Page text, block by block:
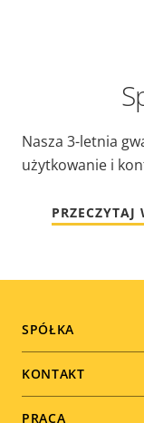
Nasza 3-letnia
użytkowanie i
Footer
menu
SPÓŁKA
KONTAKT
PRACA